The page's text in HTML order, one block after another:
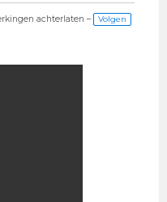
achterlaten – Volgen